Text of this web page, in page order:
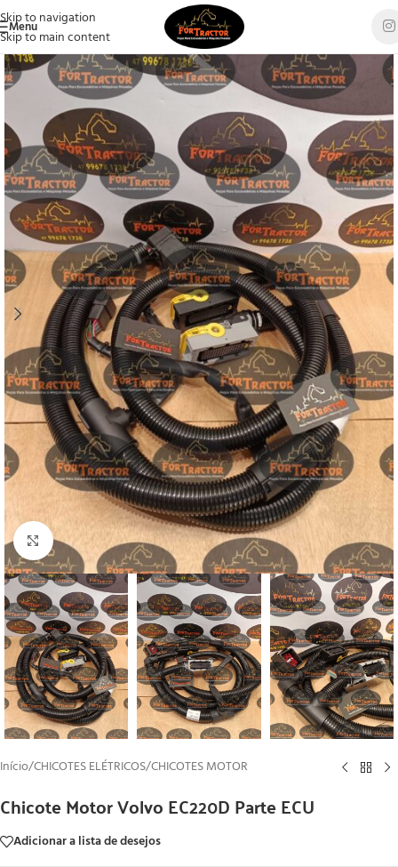
Skip to navigation
Skip to main content
Menu
Clique para ampliar
Início/CHICOTES ELÉTRICOS/CHICOTES MOTOR
Chicote Motor Volvo EC220D Parte ECU
Adicionar a lista de desejos